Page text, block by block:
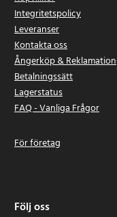
Integritetspolicy
Leveranser
Kontakta oss
Ångerköp & Reklamation
Betalningssätt
Lagerstatus
FAQ - Vanliga Frågor
För företag
Följ oss